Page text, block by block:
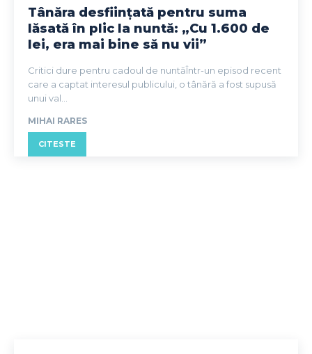
Tânăra desființată pentru suma
lăsată în plic la nuntă: „Cu 1.600 de
lei, era mai bine să nu vii”
Critici dure pentru cadoul de nuntăÎntr-un episod recent
care a captat interesul publicului, o tânără a fost supusă
unui val...
MIHAI RARES
CITESTE